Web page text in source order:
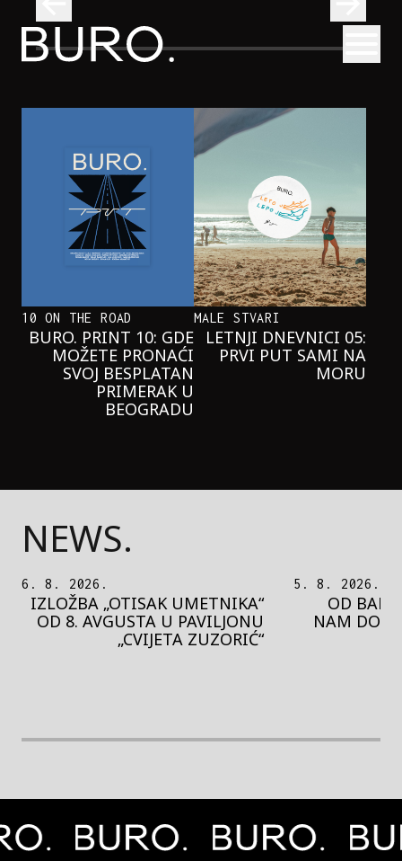
BURO.
NEOBIČNA PRIČA O BLIZNAKINJAMA
KOJE SU INSPIRISALE NOVI
HERCOGOV FILM
10 ON THE ROAD
BURO. PRINT 10: GDE
MOŽETE PRONAĆI
SVOJ BESPLATAN
PRIMERAK U
BEOGRADU
MALE STVARI
LETNJI DNEVNICI 05:
PRVI PUT SAMI NA
MORU
NEWS.
5. 8. 2026.
OD BAROKA DO REJVA: ŠTA
NAM DONOSI NOVI BUPBAP
FESTIVAL?
5. 8. 2026.
PEDJA
MOTIVE